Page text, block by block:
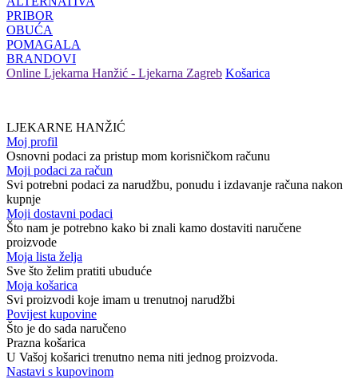
PRIBOR
OBUĆA
POMAGALA
BRANDOVI
Online Ljekarna Hanžić - Ljekarna Zagreb Košarica
LJEKARNE HANŽIĆ
Moj profil
Osnovni podaci za pristup mom korisničkom računu
Moji podaci za račun
Svi potrebni podaci za narudžbu, ponudu i izdavanje računa nakon
kupnje
Moji dostavni podaci
Što nam je potrebno kako bi znali kamo dostaviti naručene
proizvode
Moja lista želja
Sve što želim pratiti ubuduće
Moja košarica
Svi proizvodi koje imam u trenutnoj narudžbi
Povijest kupovine
Što je do sada naručeno
Prazna košarica
U Vašoj košarici trenutno nema niti jednog proizvoda.
Nastavi s kupovinom